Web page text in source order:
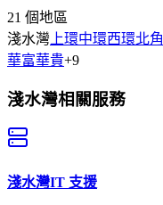
21 個地區
淺水灣 上環中環西環北角
華富華貴+9
淺水灣相關服務
淺水灣IT 支援